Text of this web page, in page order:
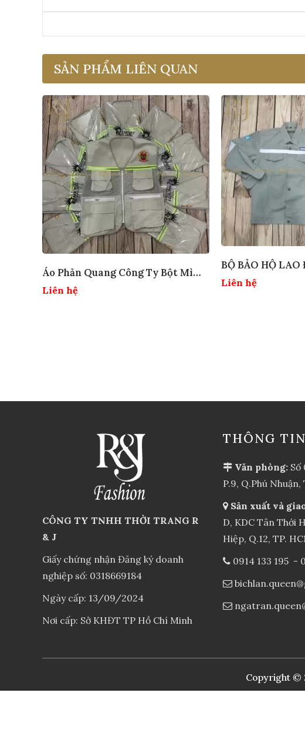
SẢN PHẨM LIÊN QUAN
Áo Phản Quang Công Ty Bột Mì
Mekong
Liên hệ
BỘ BẢO HỘ
QUANG
Liên hệ
CÔNG TY TNHH THỜI TRANG R
& J
Giấy chứng nhận Đăng ký doanh
nghiệp số: 0318669184
Ngày cấp: 13/09/2024
Nơi cấp: Sở KHĐT TP Hồ Chí Minh
THÔNG
Văn phòng: Số
P.9, Q.Phú Nhuận,
Sản xuất và
D, KDC Tân Thới
Hiệp, Q.12, TP.
0914 133 195-
Copyright ©